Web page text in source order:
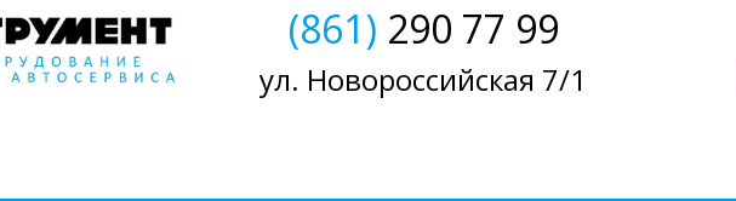
(861) 290 77 99
ул. Новороссийская 7/1